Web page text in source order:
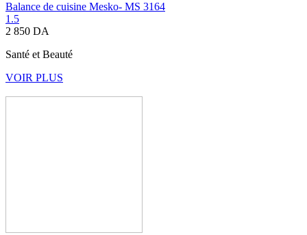
Balance de cuisine Mesko- MS 3164
1.5
2 850 DA
Santé et Beauté
VOIR PLUS